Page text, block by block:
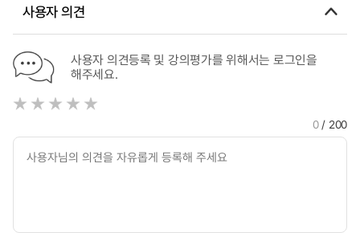
사용자 의견
사용자 의견등록 및 강의평가를 위해서는 로그인을
해주세요.
0/ 200